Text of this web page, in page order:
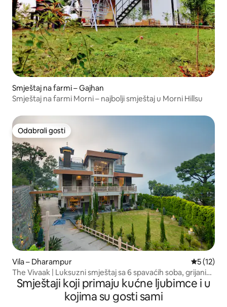
Smještaj na farmi – Gajhan
Smještaj na farmi Morni – najbolji smještaj u Morni Hillsu
Odabrali gosti
Odabrali gosti
Vila – Dharampur Prosječna
5 (12)
The Vivaak | Luksuzni smještaj sa 6 spavaćih soba, grijanim
bazenom, jacuzzijem i još mnogo toga
Smještaji koji primaju kućne ljubimce i u
kojima su gosti sami